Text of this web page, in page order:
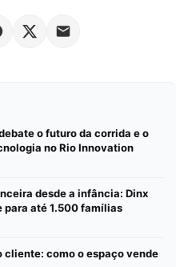
o futuro da corrida e o
no Rio Innovation
desde a infância: Dinx
para até 1.500 famílias
cliente: como o espaço vende